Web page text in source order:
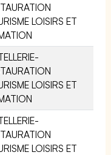
LOISIRS ET
LOISIRS ET
LOISIRS ET